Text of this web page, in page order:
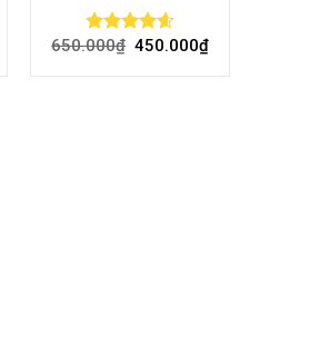
Rated4.57
650.000₫ 450.000₫